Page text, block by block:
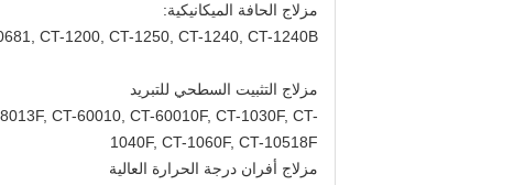
مزلاج الحافة الميكانيكية:
CT-1200, CT-1250, CT-1240, CT-1240B
مزلاج التثبيت السطحي للتبريد
CT-60010, CT-60010F, CT-1030F, CT-
1040F, CT-1060F, CT-10518F
مزلاج أفران درجة الحرارة العالية